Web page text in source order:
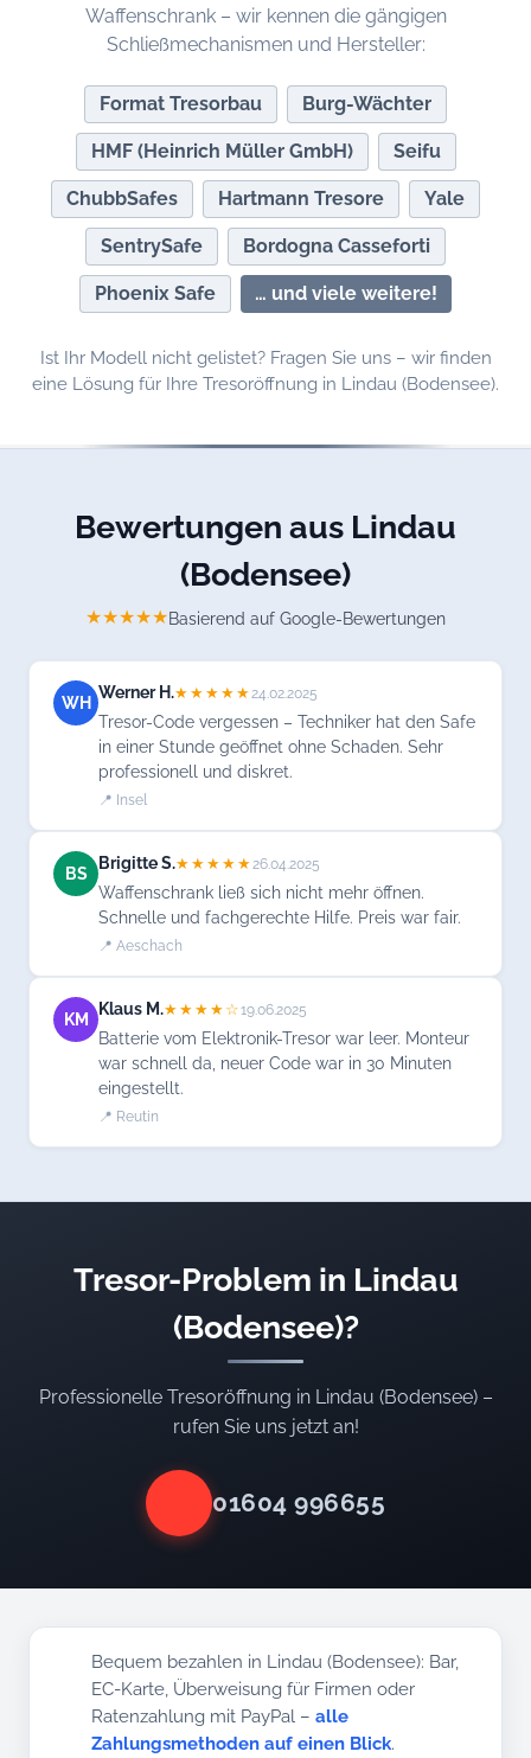
Waffenschrank – wir kennen die gängigen
Schließmechanismen und Hersteller:
Format Tresorbau Burg-Wächter
HMF (Heinrich Müller GmbH) Seifu
ChubbSafes Hartmann Tresore Yale
SentrySafe Bordogna Casseforti
Phoenix Safe … und viele weitere!
Ist Ihr Modell nicht gelistet? Fragen Sie uns – wir finden
eine Lösung für Ihre Tresoröffnung in Lindau (Bodensee).
Bewertungen aus Lindau
(Bodensee)
★★★★★Basierend auf Google-Bewertungen
WH
Werner H.★★★★★ 24.02.2025
Tresor-Code vergessen – Techniker hat den Safe
in einer Stunde geöffnet ohne Schaden. Sehr
professionell und diskret.
📍 Insel
BS
Brigitte S.★★★★★ 26.04.2025
Waffenschrank ließ sich nicht mehr öffnen.
Schnelle und fachgerechte Hilfe. Preis war fair.
📍 Aeschach
KM
Klaus M.★★★★☆19.06.2025
Batterie vom Elektronik-Tresor war leer. Monteur
war schnell da, neuer Code war in 30 Minuten
eingestellt.
📍 Reutin
Tresor-Problem in Lindau
(Bodensee)?
Professionelle Tresoröffnung in Lindau (Bodensee) –
rufen Sie uns jetzt an!
01604 996655
Bequem bezahlen in Lindau (Bodensee): Bar,
EC-Karte, Überweisung für Firmen oder
Ratenzahlung mit PayPal –alle
Zahlungsmethoden auf einen Blick.